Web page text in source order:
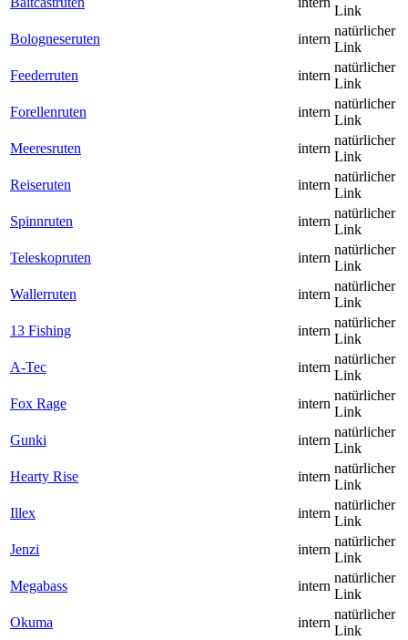
Link
Bologneseruten
intern
natürlicher
Link
Feederruten
intern
natürlicher
Link
Forellenruten
intern
natürlicher
Link
Meeresruten
intern
natürlicher
Link
Reiseruten
intern
natürlicher
Link
Spinnruten
intern
natürlicher
Link
Teleskopruten
intern
natürlicher
Link
Wallerruten
intern
natürlicher
Link
13 Fishing
intern
natürlicher
Link
A-Tec
intern
natürlicher
Link
Fox Rage
intern
natürlicher
Link
Gunki
intern
natürlicher
Link
Hearty Rise
intern
natürlicher
Link
Illex
intern
natürlicher
Link
Jenzi
intern
natürlicher
Link
Megabass
intern
natürlicher
Link
Okuma
intern
natürlicher
Link